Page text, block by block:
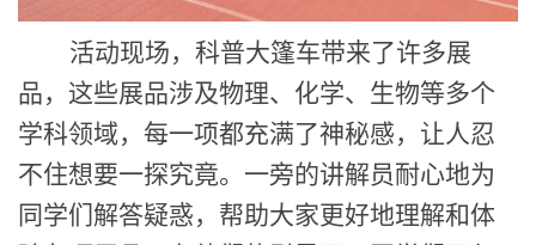
活动现场，科普大篷车带来了许多展
品，这些展品涉及物理、化学、生物等多个
学科领域， 每一项都充满了神秘感，让人忍
不住想要一探究竟。一旁的讲解员耐心地为
同学们解答疑惑，帮助大家更好地理解和体